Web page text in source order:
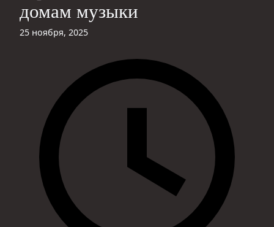
домам музыки
25 ноября, 2025